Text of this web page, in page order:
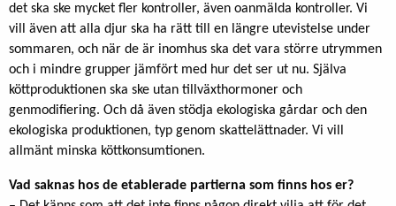
det ska ske mycket fler kontroller, även oanmälda kontroller. Vi
vill även att alla djur ska ha rätt till en längre utevistelse under
sommaren, och när de är inomhus ska det vara större utrymmen
och i mindre grupper jämfört med hur det ser ut nu. Själva
köttproduktionen ska ske utan tillväxthormoner och
genmodifiering. Och då även stödja ekologiska gårdar och den
ekologiska produktionen, typ genom skattelättnader. Vi vill
allmänt minska köttkonsumtionen.
Vad saknas hos de etablerade partierna som finns hos er?